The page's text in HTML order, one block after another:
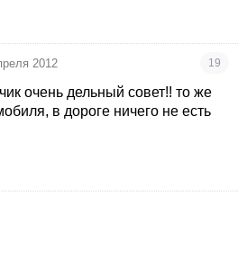
2012 19
очень дельный совет!! то же
в дороге ничего не есть